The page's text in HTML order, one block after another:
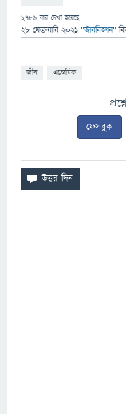
1,786 বার দেখা হয়েছে
28 ফেব্রুয়ারি 2021 "জীববিজ্ঞান"
জীব এন্ডেমিক
ফেসবুক